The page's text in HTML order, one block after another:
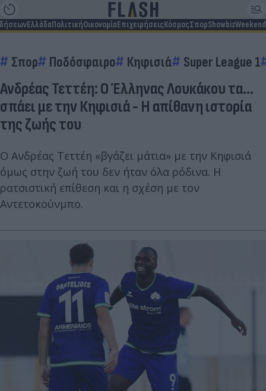
ΕλλάδαΠολιτικήΟικονομίαΕπιχειρήσειςΚόσμοςΣπορShowbizWeekend
Σπορ Ποδόσφαιρο Κηφισιά Super League 1
Ανδρέας Τεττέη: Ο Έλληνας Λουκάκου τα...
σπάει με την Κηφισιά - Η απίθανη ιστορία
της ζωής του
Ο Ανδρέας Τεττέη «βγάζει μάτια» με την Κηφισιά
όμως στην ζωή του δεν ήταν όλα ρόδινα. Η
ρατσιστική επίθεση και η σχέση με τον
Αντετοκούνμπο.